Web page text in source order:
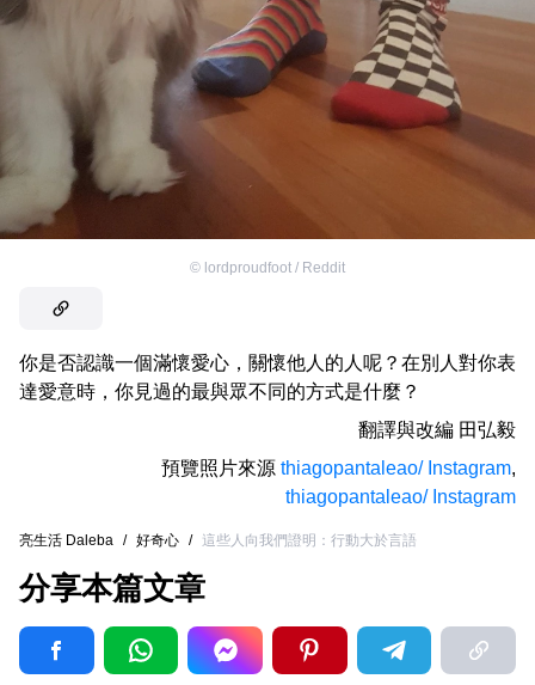
© lordproudfoot / Reddit
你是否認識一個滿懷愛心，關懷他人的人呢？在別人對你表
達愛意時，你見過的最與眾不同的方式是什麼？
翻譯與改編 田弘毅
預覽照片來源 thiagopantaleao/ Instagram,
thiagopantaleao/ Instagram
亮生活 Daleba / 好奇心 / 這些人向我們證明：行動大於言語
分享本篇文章